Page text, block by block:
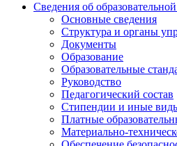
Сведения об
Основные сведения
Структура и органы
Документы
Образование
Образовательные
Руководство
Педагогический состав
Стипендии и иные
Платные
Материально-